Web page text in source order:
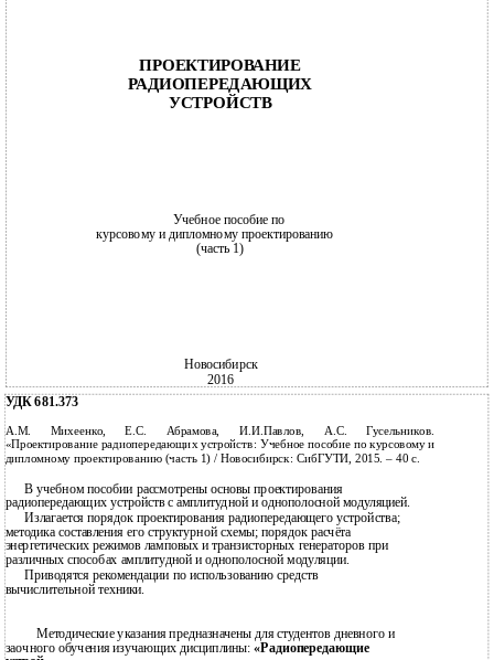
ПРОЕКТИРОВАНИЕ
РАДИОПЕРЕДАЮЩИХ
УСТРОЙСТВ
Учебное пособие по
курсовому и дипломному проектированию
(часть 1)
Новосибирск
2016
УДК 681.373
А.М. Михеенко, Е.С. Абрамова, И.И.Павлов, А.С. Гусельников.
«Проектирование радиопередающих устройств: Учебное пособие по курсовому и
дипломному проектированию (часть 1) / Новосибирск: СибГУТИ, 2015. – 40 с.
В учебном пособии рассмотрены основы проектирования
радиопередающих устройств с амплитудной и однополосной модуляцией.
Излагается порядок проектирования радиопередающего устройства;
методика составления его структурной схемы; порядок расчёта
энергетических режимов ламповых и транзисторных генераторов при
различных способах амплитудной и однополосной модуляции.
Приводятся рекомендации по использованию средств
вычислительной техники.
Методические указания предназначены для студентов дневного и
заочного обучения изучающих дисциплины:«Радиопередающие